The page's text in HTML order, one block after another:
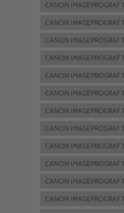
EI
CANON IMAGEPROGRAF
CANON IMAGEPROGRAF
CANON IMAGEPROGRAF
CANON IMAGEPROGRAF
CANON
CANON
36 EI
CANON
36
CANON
36
CANON IMAGEPROGRAF
CANON IMAGEPROGRAF
CANON IMAGEPROGRAF
36
CANON IMAGEPROGRAF